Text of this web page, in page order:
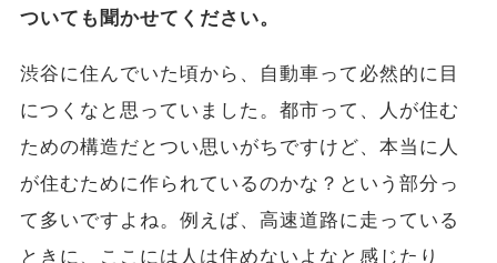
ついても聞かせてください。
渋谷に住んでいた頃から、自動車って必然的に目
につくなと思っていました。都市って、人が住む
ための構造だとつい思いがちですけど、本当に人
が住むために作られているのかな？という部分っ
て多いですよね。例えば、高速道路に走っている
ときに、ここには人は住めないよなと感じたり